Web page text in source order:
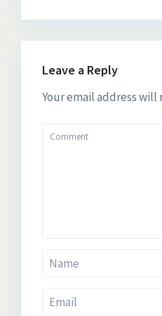
Leave a Reply
Your email address